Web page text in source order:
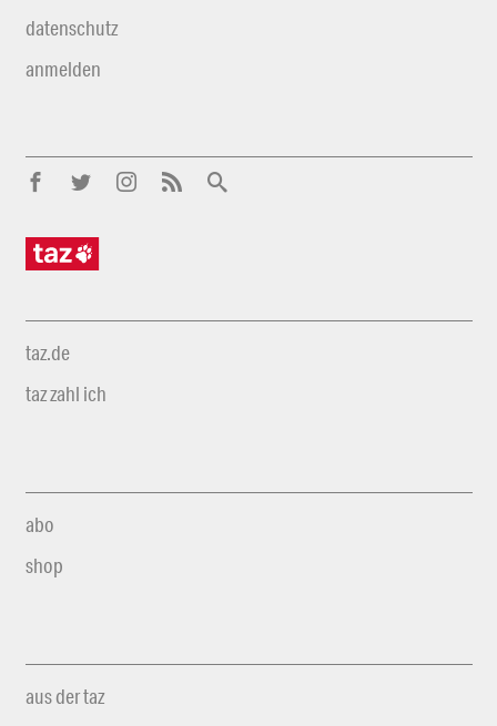
datenschutz
anmelden
taz.de
taz zahl ich
abo
shop
aus der taz